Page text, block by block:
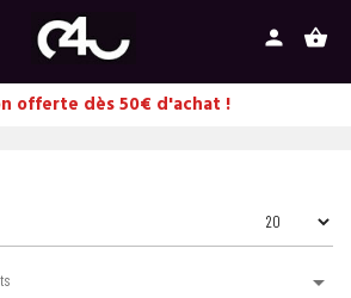
shopping_basket
person
offerte dès 50€ d'achat !
